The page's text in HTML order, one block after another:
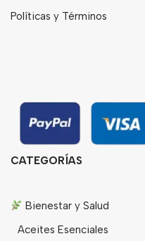
Políticas y Términos
CATEGORÍAS
Bienestar y Salud
Aceites Esenciales